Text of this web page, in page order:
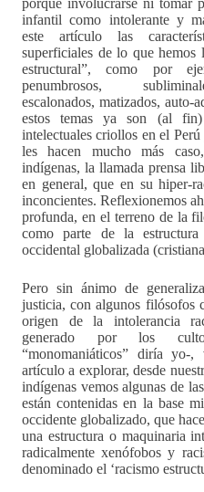
porque involucrarse ni tomar
infantil como intolerante y
este artículo las
superficiales de lo que hemos
estructural”, como por
penumbrosos,
escalonados, matizados, auto-
estos temas ya son (al
intelectuales criollos en el
les hacen mucho más
indígenas, la llamada prensa
en general, que en su hiper-
inconcientes. Reflexionemos
profunda, en el terreno de la
como parte de la
occidental globalizada
Pero sin ánimo de
justicia, con algunos filósofos
origen de la intolerancia
generado por los
“monomaniáticos” diría yo-,
artículo a explorar, desde
indígenas vemos algunas de
están contenidas en la base
occidente globalizado, que
una estructura o maquinaria
radicalmente xenófobos y
denominado el ‘racismo